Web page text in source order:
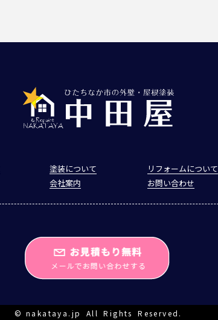
塗装について リフォームについて
会社案内 お問い合わせ
© nakataya.jp All Rights Reserved.